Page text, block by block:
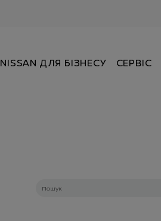
NISSAN ДЛЯ БІЗНЕСУ СЕРВІС